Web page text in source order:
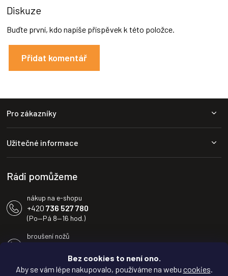
Bez cookies to není ono.
Aby se vám lépe nakupovalo, používáme na webu cookies.
Diskuze
Buďte první, kdo napíše příspěvek k této položce.
Přidat komentář
Pro zákazníky
Užitečné informace
Rádi pomůžeme
nákup na e-shopu
+420 736 527 780
(Po—Pá 8—16 hod.)
broušení nožů
(Po—Pá 8—16 hod.)